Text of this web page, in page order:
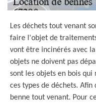
Les déchets tout venant
faire l'objet de
vont être incinérés avec
objets ne doivent pas
sont les objets en bois qui
ces types de déchets.
benne tout venant. Pour